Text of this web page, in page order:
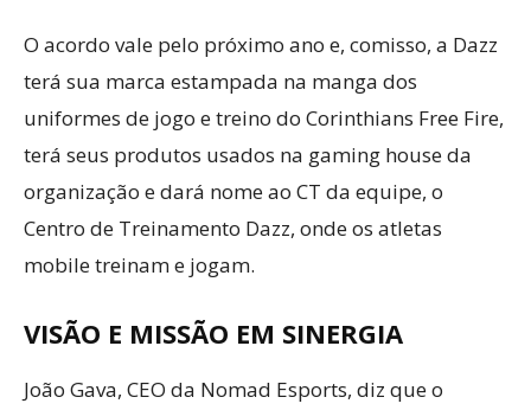
O acordo vale pelo próximo ano e, comisso, a Dazz
terá sua marca estampada na manga dos
uniformes de jogo e treino do Corinthians Free Fire,
terá seus produtos usados na gaming house da
organização e dará nome ao CT da equipe, o
Centro de Treinamento Dazz, onde os atletas
mobile treinam e jogam.
VISÃO E MISSÃO EM SINERGIA
João Gava, CEO da Nomad Esports, diz que o